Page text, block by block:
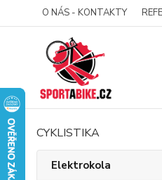
O NÁS - KONTAKTY
CYKLISTIKA
Elektrokola